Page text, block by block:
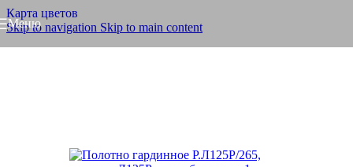
Карта цветов
Skip to navigation Skip to main content
Меню